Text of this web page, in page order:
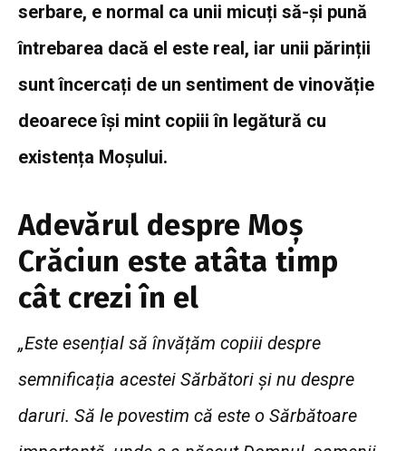
serbare, e normal ca unii micuți să-și pună
întrebarea dacă el este real, iar unii părinții
sunt încercați de un sentiment de vinovăție
deoarece își mint copiii în legătură cu
existența Moșului.
Adevărul despre Moș
Crăciun este atâta timp
cât crezi în el
„Este esențial să învățăm copiii despre
semnificația acestei Sărbători și nu despre
daruri. Să le povestim că este o Sărbătoare